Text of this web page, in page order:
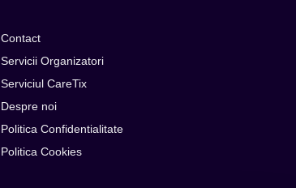
Contact
Servicii Organizatori
Serviciul CareTix
Despre noi
Politica Confidentialitate
Politica Cookies